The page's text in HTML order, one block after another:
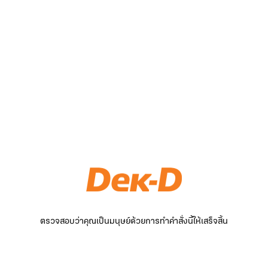
ตรวจสอบว่าคุณเป็นมนุษย์ด้วยการทำคำสั่งนี้ให้เสร็จสิ้น